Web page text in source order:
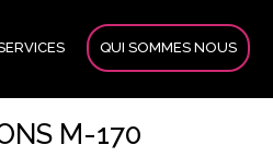
QUI SOMMES NOUS
M-170